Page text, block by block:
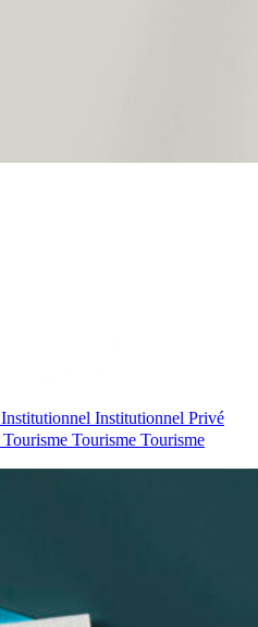
Institutionnel Institutionnel Privé
Tourisme Tourisme Tourisme